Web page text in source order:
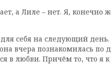
а Лиле – нет. Я,
себя на следующий
вчера познакомилась по
в любви. Причём то, что